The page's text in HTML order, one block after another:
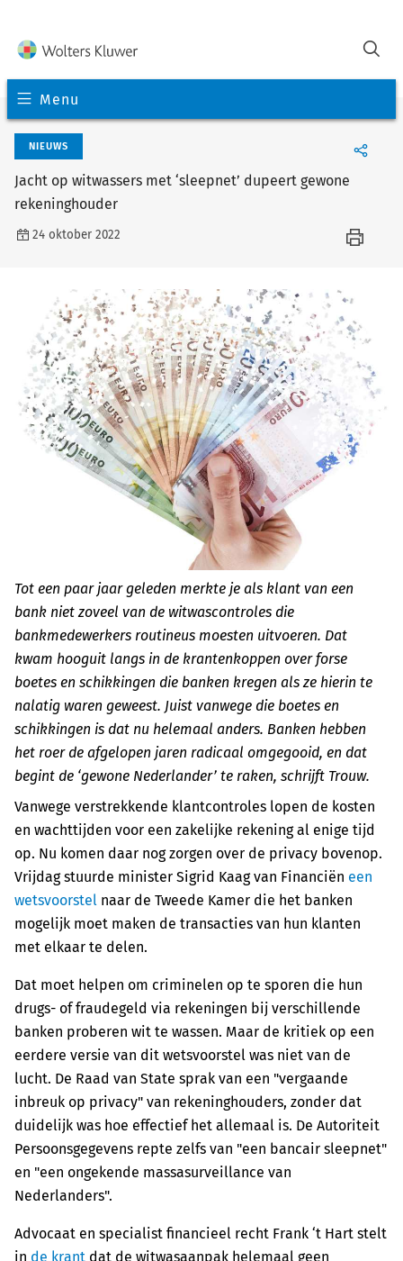
Menu
NIEUWS
Jacht op witwassers met ‘sleepnet’ dupeert gewone
rekeninghouder
24 oktober 2022
Tot een paar jaar geleden merkte je als klant van een
bank niet zoveel van de witwascontroles die
bankmedewerkers routineus moesten uitvoeren. Dat
kwam hooguit langs in de krantenkoppen over forse
boetes en schikkingen die banken kregen als ze hierin te
nalatig waren geweest. Juist vanwege die boetes en
schikkingen is dat nu helemaal anders. Banken hebben
het roer de afgelopen jaren radicaal omgegooid, en dat
begint de ‘gewone Nederlander’ te raken, schrijft Trouw.
Vanwege verstrekkende klantcontroles lopen de kosten
en wachttijden voor een zakelijke rekening al enige tijd
op. Nu komen daar nog zorgen over de privacy bovenop.
Vrijdag stuurde minister Sigrid Kaag van Financiën een
wetsvoorstel naar de Tweede Kamer die het banken
mogelijk moet maken de transacties van hun klanten
met elkaar te delen.
Dat moet helpen om criminelen op te sporen die hun
drugs- of fraudegeld via rekeningen bij verschillende
banken proberen wit te wassen. Maar de kritiek op een
eerdere versie van dit wetsvoorstel was niet van de
lucht. De Raad van State sprak van een "vergaande
inbreuk op privacy" van rekeninghouders, zonder dat
duidelijk was hoe effectief het allemaal is. De Autoriteit
Persoonsgegevens repte zelfs van "een bancair sleepnet"
en "een ongekende massasurveillance van
Nederlanders".
Advocaat en specialist financieel recht Frank ‘t Hart stelt
in de krant dat de witwasaanpak helemaal geen